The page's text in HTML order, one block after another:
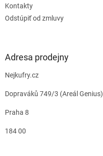
Kontakty
Odstúpiť od zmluvy
Adresa prodejny
Nejkufry.cz
Dopraváků 749/3 (Areál Genius)
Praha 8
184 00